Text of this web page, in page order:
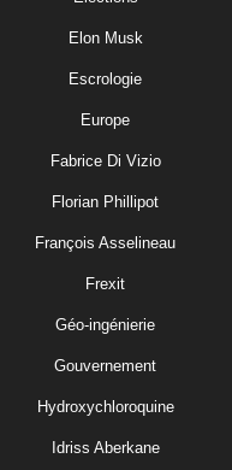
Elon Musk
Escrologie
Europe
Fabrice Di Vizio
Florian Phillipot
François Asselineau
Frexit
Géo-ingénierie
Gouvernement
Hydroxychloroquine
Idriss Aberkane